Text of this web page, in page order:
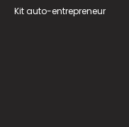
Kit auto-entrepreneur